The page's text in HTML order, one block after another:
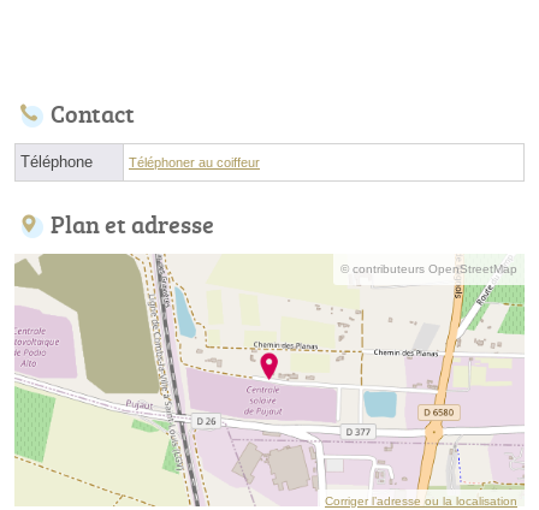
Contact
Téléphone Téléphoner au coiffeur
Plan et adresse
© contributeurs OpenStreetMap
Corriger l’adresse ou la localisation